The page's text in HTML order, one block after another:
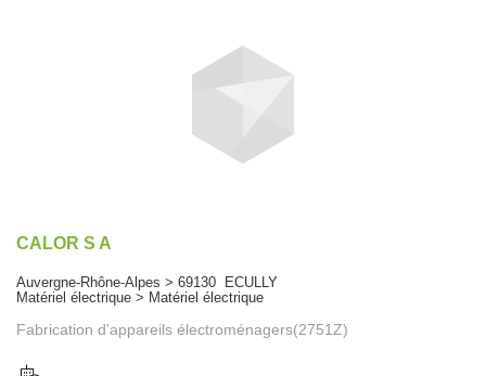
CALOR S A
Auvergne-Rhône-Alpes > 69130 ECULLY
Matériel électrique > Matériel électrique
Fabrication d'appareils électroménagers(2751Z)